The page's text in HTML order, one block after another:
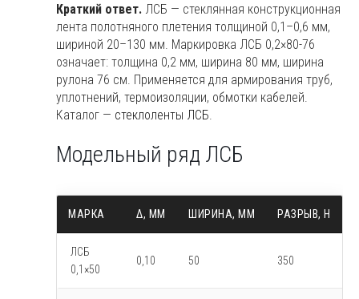
Краткий ответ. ЛСБ — стеклянная конструкционная
лента полотняного плетения толщиной 0,1–0,6 мм,
шириной 20–130 мм. Маркировка ЛСБ 0,2×80-76
означает: толщина 0,2 мм, ширина 80 мм, ширина
рулона 76 см. Применяется для армирования труб,
уплотнений, термоизоляции, обмотки кабелей.
Каталог — стеклоленты ЛСБ
Модельный ряд ЛСБ
МАРКА Δ, ММ ШИРИНА, ММ РАЗРЫВ, Н
ЛСБ
0,1×50
0,10 50 350